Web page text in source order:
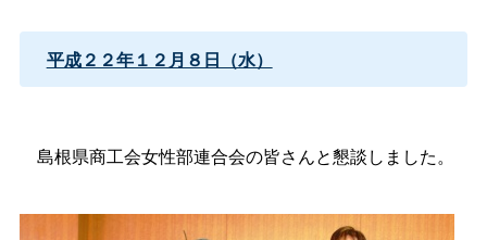
平成２２年１２月８日（水）
島根県商工会女性部連合会の皆さんと懇談しました。